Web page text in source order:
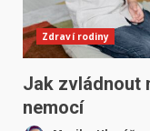
Zdraví rodiny
Jak zvládnout
nemocí